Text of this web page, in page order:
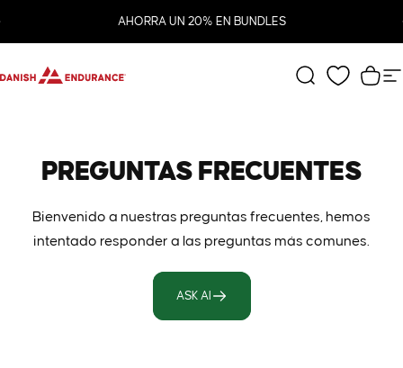
AHORRA UN 20% EN BUNDLES
DANISH ENDURANCE Buscar
PREGUNTAS FRECUENTES
Bienvenido a nuestras preguntas frecuentes, hemos
intentado responder a las preguntas más comunes.
ASK AI